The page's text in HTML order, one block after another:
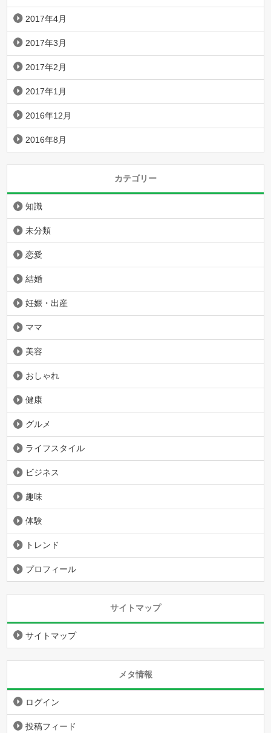
2017年4月
2017年3月
2017年2月
2017年1月
2016年12月
2016年8月
カテゴリー
知識
未分類
恋愛
結婚
妊娠・出産
ママ
美容
おしゃれ
健康
グルメ
ライフスタイル
ビジネス
趣味
体験
トレンド
プロフィール
サイトマップ
サイトマップ
メタ情報
ログイン
投稿フィード